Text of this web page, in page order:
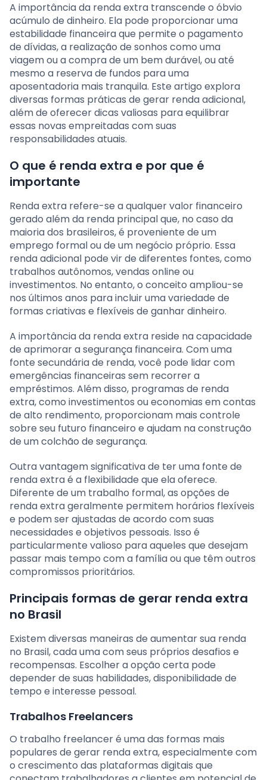
A importância da renda extra transcende o óbvio
acúmulo de dinheiro. Ela pode proporcionar uma
estabilidade financeira que permite o pagamento
de dívidas, a realização de sonhos como uma
viagem ou a compra de um bem durável, ou até
mesmo a reserva de fundos para uma
aposentadoria mais tranquila. Este artigo explora
diversas formas práticas de gerar renda adicional,
além de oferecer dicas valiosas para equilibrar
essas novas empreitadas com suas
responsabilidades atuais.
O que é renda extra e por que é
importante
Renda extra refere-se a qualquer valor financeiro
gerado além da renda principal que, no caso da
maioria dos brasileiros, é proveniente de um
emprego formal ou de um negócio próprio. Essa
renda adicional pode vir de diferentes fontes, como
trabalhos autônomos, vendas online ou
investimentos. No entanto, o conceito ampliou-se
nos últimos anos para incluir uma variedade de
formas criativas e flexíveis de ganhar dinheiro.
A importância da renda extra reside na capacidade
de aprimorar a segurança financeira. Com uma
fonte secundária de renda, você pode lidar com
emergências financeiras sem recorrer a
empréstimos. Além disso, programas de renda
extra, como investimentos ou economias em contas
de alto rendimento, proporcionam mais controle
sobre seu futuro financeiro e ajudam na construção
de um colchão de segurança.
Outra vantagem significativa de ter uma fonte de
renda extra é a flexibilidade que ela oferece.
Diferente de um trabalho formal, as opções de
renda extra geralmente permitem horários flexíveis
e podem ser ajustadas de acordo com suas
necessidades e objetivos pessoais. Isso é
particularmente valioso para aqueles que desejam
passar mais tempo com a família ou que têm outros
compromissos prioritários.
Principais formas de gerar renda extra
no Brasil
Existem diversas maneiras de aumentar sua renda
no Brasil, cada uma com seus próprios desafios e
recompensas. Escolher a opção certa pode
depender de suas habilidades, disponibilidade de
tempo e interesse pessoal.
Trabalhos Freelancers
O trabalho freelancer é uma das formas mais
populares de gerar renda extra, especialmente com
o crescimento das plataformas digitais que